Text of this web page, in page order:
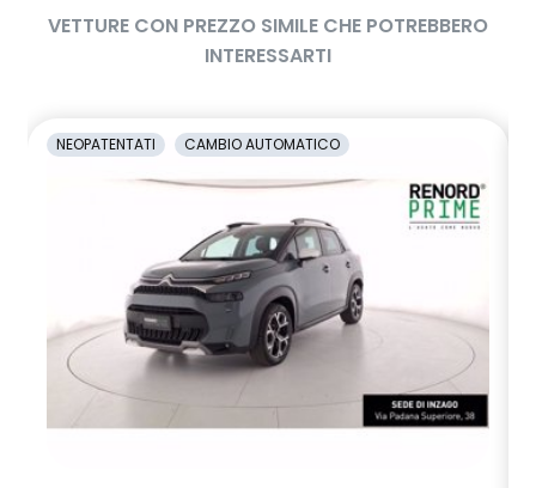
VETTURE CON PREZZO SIMILE CHE POTREBBERO
INTERESSARTI
NEOPATENTATI CAMBIO AUTOMATICO